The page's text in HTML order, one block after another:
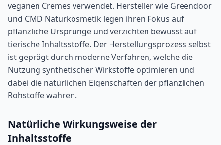
veganen Cremes verwendet. Hersteller wie Greendoor
und CMD Naturkosmetik legen ihren Fokus auf
pflanzliche Ursprünge und verzichten bewusst auf
tierische Inhaltsstoffe. Der Herstellungsprozess selbst
ist geprägt durch moderne Verfahren, welche die
Nutzung synthetischer Wirkstoffe optimieren und
dabei die natürlichen Eigenschaften der pflanzlichen
Rohstoffe wahren.
Natürliche Wirkungsweise der
Inhaltsstoffe